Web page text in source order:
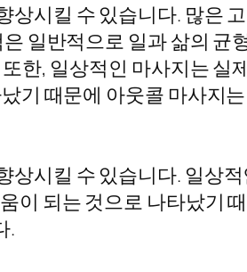
시킬 수 있습니다. 많은
일반적으로 일과 삶의 균
한, 일상적인 마사지는 실
기 때문에 아웃콜 마사지
시킬 수 있습니다. 일상
이 되는 것으로 나타났기
.